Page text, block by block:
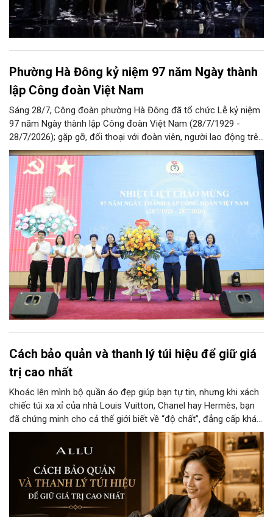
Phường Hà Đông kỷ niệm 97 năm Ngày thành
lập Công đoàn Việt Nam
Sáng 28/7, Công đoàn phường Hà Đông đã tổ chức Lễ kỷ niệm
97 năm Ngày thành lập Công đoàn Việt Nam (28/7/1929 -
28/7/2026); gặp gỡ, đối thoại với đoàn viên, người lao động trên
địa bàn và Công bố Quyết định thành lập Công đoàn cơ sở trên
địa bàn.
Cách bảo quản và thanh lý túi hiệu để giữ giá
trị cao nhất
Khoác lên mình bộ quần áo đẹp giúp bạn tự tin, nhưng khi xách
chiếc túi xa xỉ của nhà Louis Vuitton, Chanel hay Hermès, bạn
đã chứng minh cho cả thế giới biết về “độ chất”, đẳng cấp khác
biệt và gu thẩm mỹ tinh tế của người chủ sở hữu. Nếu bạn
muốn giữ những chiếc túi này mới nguyên như vừa bóc tem hay
đôi khi cần thanh lý cho các cửa hàng với giá cao thì đừng bỏ
qua cách bảo quản chính xác nhất dưới đây nhé.